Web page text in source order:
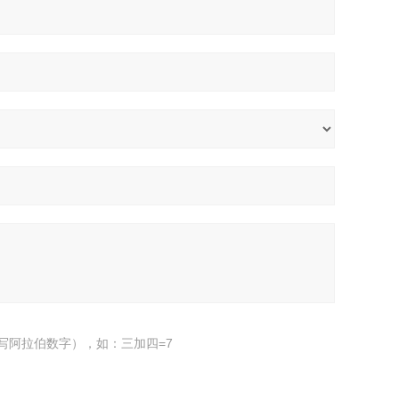
阿拉伯数字），如：三加四=7